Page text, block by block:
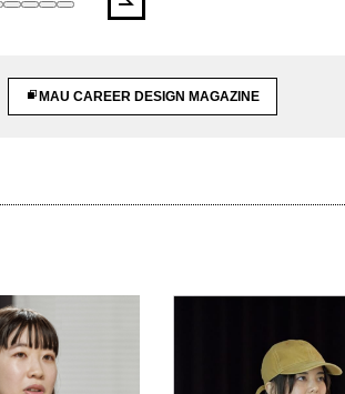
MAU CAREER DESIGN MAGAZINE